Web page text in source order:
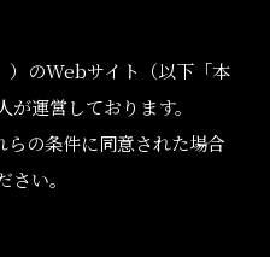
）のWebサイト（以下「本
運営しております。
の条件に同意された場合
い。